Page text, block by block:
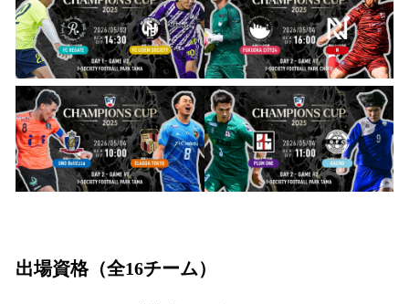
出場資格（全16チーム）